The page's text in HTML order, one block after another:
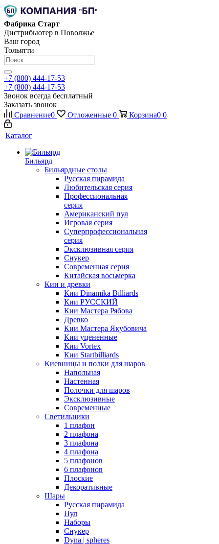
Фабрика Старт
Дистрибьютер в Поволжье
Ваш город
Тольятти
+7 (800) 444-17-53
+7 (800) 444-17-53
Звонок всегда бесплатный
Заказать звонок
Сравнение0 Отложенные 0 Корзина0 0
Каталог
Бильярд
Бильярдные столы
Русская пирамида
Любительская серия
Профессиональная
серия
Американский пул
Игровая серия
Суперпрофессиональная
серия
Эксклюзивная серия
Снукер
Современная серия
Китайская восьмерка
Кии и древки
Кии Dinamika Billiards
Кии РУССКИЙ
Кии Мастера Рябова
Древко
Кии Мастера Якубовича
Кии уцененные
Кии Vortex
Кии Startbilliards
Киевницы и полки для шаров
Напольная
Настенная
Полочки для шаров
Эксклюзивные
Современные
Светильники
1 плафон
2 плафона
3 плафона
4 плафона
5 плафонов
6 плафонов
Плоские
Декоративные
Шары
Русская пирамида
Пул
Наборы
Снукер
Dyna | spheres